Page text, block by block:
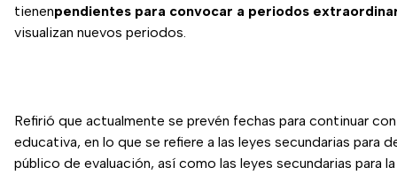
tienenpendientes para convocar a periodos
visualizan nuevos periodos.
Refirió que actualmente se prevén fechas para continuar
educativa, en lo que se refiere a las leyes secundarias para
público de evaluación, así como las leyes secundarias para